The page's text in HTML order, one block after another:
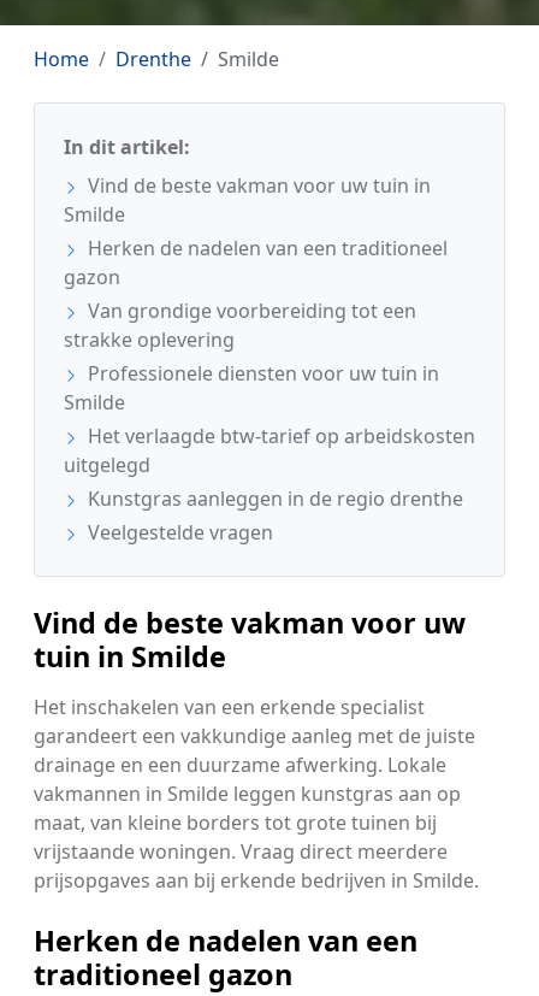
Home Drenthe Smilde
In dit artikel:
Vind de beste vakman voor uw tuin in
Smilde
Herken de nadelen van een traditioneel
gazon
Van grondige voorbereiding tot een
strakke oplevering
Professionele diensten voor uw tuin in
Smilde
Het verlaagde btw-tarief op arbeidskosten
uitgelegd
Kunstgras aanleggen in de regio drenthe
Veelgestelde vragen
Vind de beste vakman voor uw
tuin in Smilde
Het inschakelen van een erkende specialist
garandeert een vakkundige aanleg met de juiste
drainage en een duurzame afwerking. Lokale
vakmannen in Smilde leggen kunstgras aan op
maat, van kleine borders tot grote tuinen bij
vrijstaande woningen. Vraag direct meerdere
prijsopgaves aan bij erkende bedrijven in Smilde.
Herken de nadelen van een
traditioneel gazon